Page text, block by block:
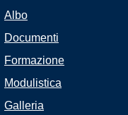
Albo
Documenti
Formazione
Modulistica
Galleria